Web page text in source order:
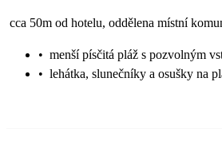
cca 50m od hotelu, oddělena místní
• menší písčitá pláž s pozvolným
• lehátka, slunečníky a osušky na